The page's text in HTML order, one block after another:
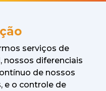
serviços de
nossos diferenciais
de nossos
e o controle de